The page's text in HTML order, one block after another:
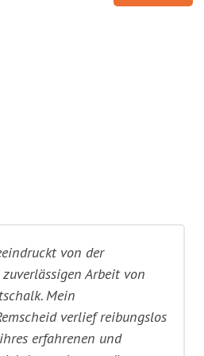
von der
Arbeit von
Mein
verlief reibungslos
erfahrenen und